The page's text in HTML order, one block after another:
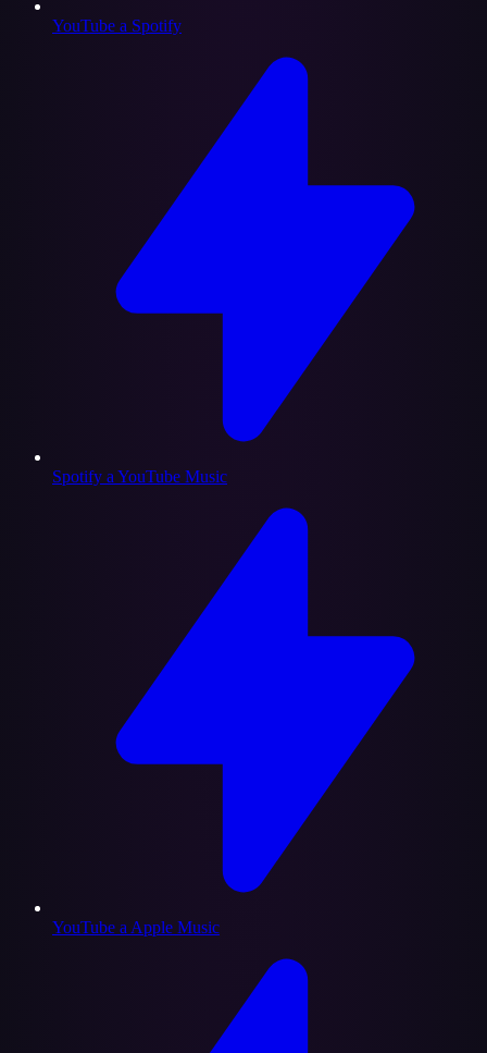
YouTube a Spotify
Spotify a YouTube Music
YouTube a Apple Music